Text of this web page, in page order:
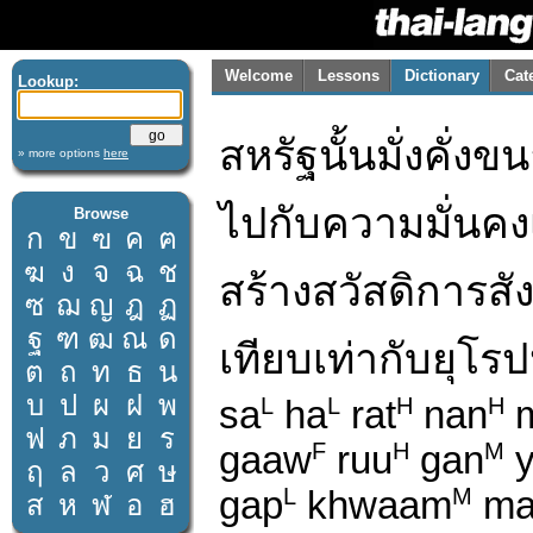
Lookup:
» more options here
Browse
ก ข ฃ ค ฅ
ฆ ง จ ฉ ช
ซ ฌ ญ ฎ ฏ
ฐ ฑ ฒ ณ ด
ต ถ ท ธ น
บ ป ผ ฝ พ
ฟ ภ ม ย
ร
ฤ
ล ว ศ ษ
ส ห ฬ อ ฮ
Welcome Lessons Dictionary
สหรัฐนั้นมั่งคั่งข
ไปกับความมั่นคง
สร้างสวัสดิการสั
เทียบเท่ากับยุโร
saL haL ratH nanH
gaawF ruuH ganM
gapL khwaamM